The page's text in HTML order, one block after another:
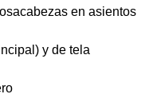
en asientos
y de tela